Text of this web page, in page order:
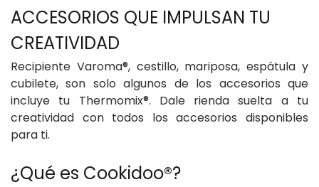
ACCESORIOS QUE IMPULSAN TU
Recipiente Varoma®, cestillo, mariposa, espátula y
cubilete, son solo algunos de los accesorios que
incluye tu Thermomix®. Dale rienda suelta a tu
creatividad con todos los accesorios disponibles
para ti.